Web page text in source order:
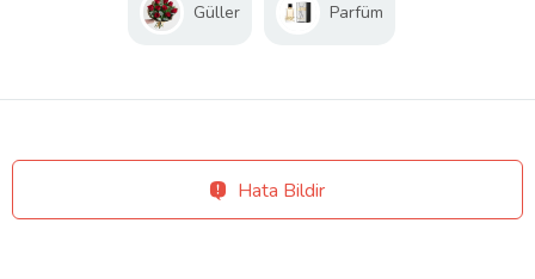
Güller Parfüm
Hata Bildir